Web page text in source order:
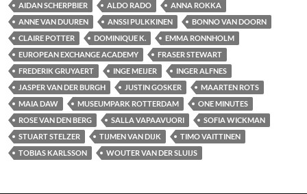
AIDAN SCHERPBIER ALDO RADO
ANNA ROKKA
ANNE VAN DUUREN
ANSSI PULKKINEN
BONNO VAN DOORN
CLAIRE POTTER
DOMINIQUE K.
EMMA RONNHOLM
EUROPEAN EXCHANGE ACADEMY
FRASER STEWART
FREDERIK GRUYAERT
INGE MEIJER
INGER ALFNES
JASPER VAN DER BURGH
JUSTIN GOSKER
MAARTEN ROTS
MAIA DAW
MUSEUMPARK ROTTERDAM
ONE MINUTES
ROSE VAN DEN BERG
SALLA VAPAAVUORI
SOFIA WICKMAN
STUART STELZER
TIJMEN VAN DIJK
TIMO VAITTINEN
TOBIAS KARLSSON
WOUTER VAN DER SLUIJS